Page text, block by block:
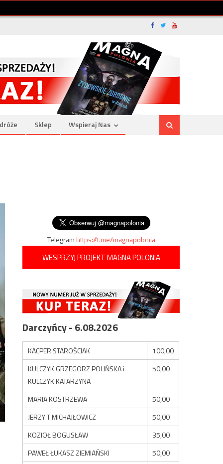
Sklep Wspieraj Nas
Telegramhttps://t.me/magnapolonia
WESPRZYJ PROJEKT MAGNA POLONIA
Darczyńcy - 6.08.2026
KACPER STAROŚCIAK
100,00
KULCZYK GRZEGORZ POLIŃSKA i
KULCZYK KATARZYNA
50,00
MARIA KOSTRZEWA
50,00
JERZY T MICHAJŁOWICZ
50,00
KOZIOŁ BOGUSŁAW
35,00
PAWEŁ ŁUKASZ ZIEMIAŃSKI
50,00